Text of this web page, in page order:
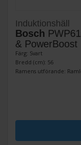
Induktionshäll
Bosch
& PowerBoost
Färg: Svart
Bredd (cm): 56
Ramens utförande: